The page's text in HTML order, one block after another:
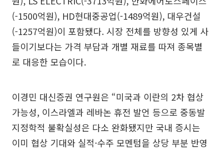
(-1500억원), HD현대중공업(-1489억원), 대우건설
(-1257억원)이 포함됐다. 시장 전체를 방향성 있게 사
들이기보다는 가격 부담과 개별 재료를 따져 종목별
로 대응한 모습이다.
이경민 대신증권 연구원은 “미국과 이란의 2차 협상
가능성, 이스라엘과 레바논 휴전 발언 등으로 중동발
지정학적 불확실성은 다소 완화됐지만 국내 증시는
이미 협상 기대와 실적·수주 모멘텀을 상당 부분 반영